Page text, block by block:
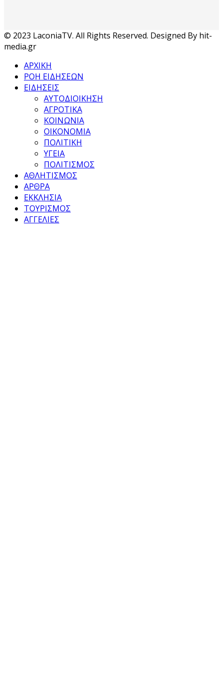
© 2023 LaconiaTV. All Rights Reserved. Designed By hit-
media.gr
ΑΡΧΙΚΗ
ΡΟΗ ΕΙΔΗΣΕΩΝ
ΕΙΔΗΣΕΙΣ
ΑΥΤΟΔΙΟΙΚΗΣΗ
ΑΓΡΟΤΙΚΑ
ΚΟΙΝΩΝΙΑ
ΟΙΚΟΝΟΜΙΑ
ΠΟΛΙΤΙΚΗ
ΥΓΕΙΑ
ΠΟΛΙΤΙΣΜΟΣ
ΑΘΛΗΤΙΣΜΟΣ
ΑΡΘΡΑ
ΕΚΚΛΗΣΙΑ
ΤΟΥΡΙΣΜΟΣ
ΑΓΓΕΛΙΕΣ